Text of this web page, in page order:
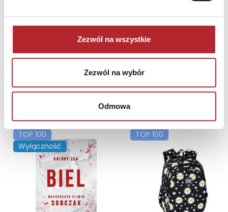
Zezwól na wszystkie
Zezwól na wybór
Odmowa
NAJCZĘŚCIEJ KUPOWANE
TOP 100
Wyłączność
TOP 100